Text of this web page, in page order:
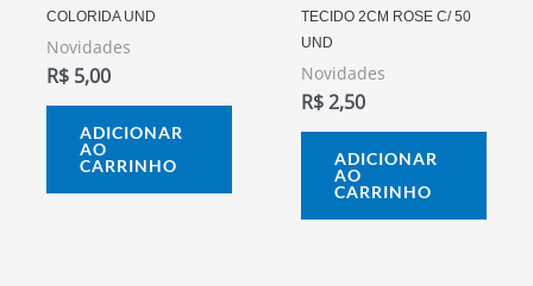
COLORIDA UND
Novidades
R$ 5,00
ADICIONAR
AO
CARRINHO
TECIDO 2CM ROSE C/ 50
UND
Novidades
R$2,50
ADICIONAR
AO
CARRINHO